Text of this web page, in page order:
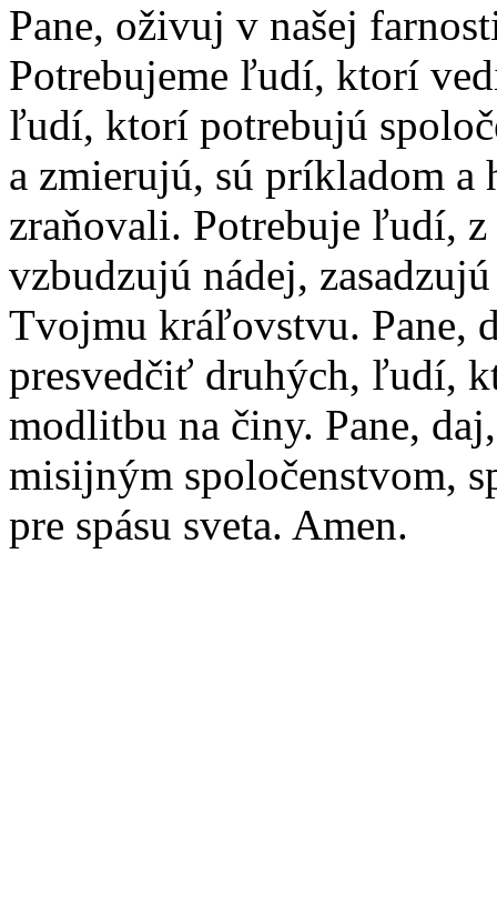
Pane, oživuj v našej
Potrebujeme ľudí, ktorí
ľudí, ktorí potrebujú
a zmierujú, sú príkladom a
zraňovali. Potrebuje ľudí,
vzbudzujú nádej,
Tvojmu kráľovstvu. Pane,
presvedčiť druhých, ľudí,
modlitbu na činy. Pane,
misijným spoločenstvom,
pre spásu sveta. Amen.